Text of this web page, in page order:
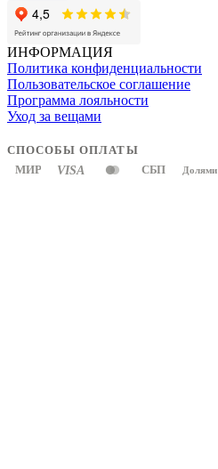
ИНФОРМАЦИЯ
Политика конфиденциальности
Пользовательское соглашение
Программа лояльности
Уход за вещами
СПОСОБЫ ОПЛАТЫ
МИР VISA СБП Долями